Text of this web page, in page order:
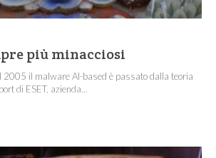
più minacciosi
2005 il malware AI-based è passato dalla teoria
di ESET, azienda...